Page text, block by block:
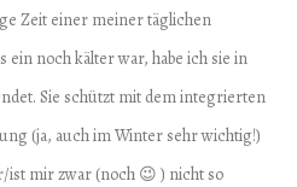
Zeit einer meiner täglichen
ein noch kälter war, habe ich sie in
Sie schützt mit dem integrierten
(ja, auch im Winter sehr wichtig!)
ist mir zwar (noch 😉 ) nicht so